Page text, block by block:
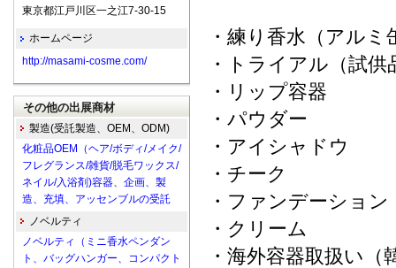
・練り香水（アルミ
・トライアル（試供
・リップ容器
・パウダー
・アイシャドウ
・チーク
・ファンデーション
・クリーム
・海外容器取扱い
東京都江戸川区一之江7-30-15
ホームページ
http://masami-cosme.com/
その他の出展商材
製造(受託製造、OEM、ODM)
化粧品OEM（ヘア/ボディ/メイク/
フレグランス/雑貨/脱毛ワックス/
ネイル/入浴剤)容器、企画、製
造、充填、アッセンブルの受託
ノベルティ
ノベルティ（ミニ香水ペンダン
ト、バッグハンガー、コンパクト